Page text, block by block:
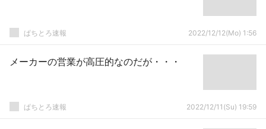
ぱちとろ速報 2022/12/12(Mo) 1:56
メーカーの営業が高圧的なのだが・・・
ぱちとろ速報 2022/12/11(Su) 19:59